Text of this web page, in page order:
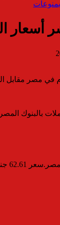
منوعات
“العربية والأجنبيه ” فى بداية التعاملات الصباحية
جنيه للبيع.